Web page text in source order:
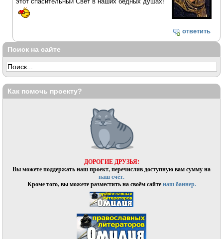
ответить
Поиск на сайте
Как помочь проекту?
ДОРОГИЕ ДРУЗЬЯ!
Вы можете поддержать наш проект, перечислив доступную вам сумму на
наш счёт.
Кроме того, вы можете разместить на своём сайтенаш баннер.